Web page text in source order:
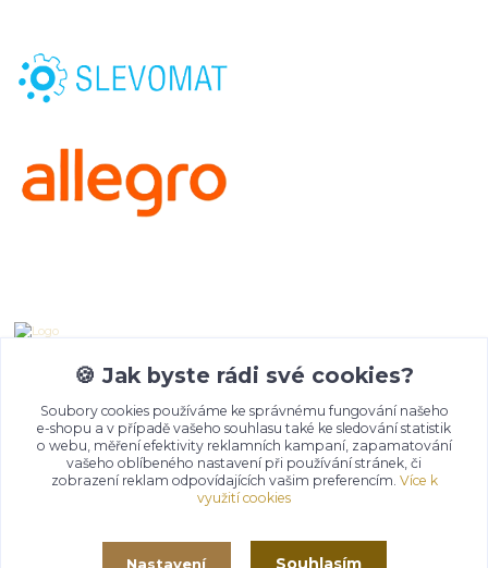
+ 420 777 653 501
info@churma.cz
🍪 Jak byste rádi své cookies?
Soubory cookies používáme ke správnému fungování našeho
e-shopu a v případě vašeho souhlasu také ke sledování statistik
o webu, měření efektivity reklamních kampaní, zapamatování
vašeho oblíbeného nastavení při používání stránek, či
zobrazení reklam odpovídajících vašim preferencím. Více k
využití cookies
Nastavení Souhlasím